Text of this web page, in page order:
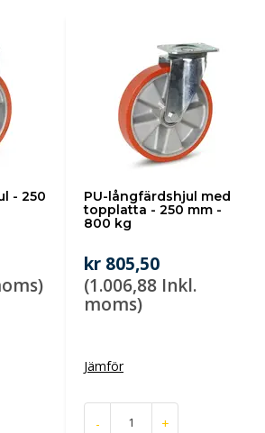
- 250
PU-långfärdshjul med
topplatta - 250 mm -
800 kg
kr 805,50
(1.006,88 Inkl.
moms)
Jämför
- +